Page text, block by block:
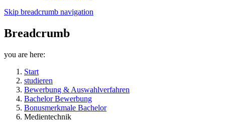
Skip breadcrumb navigation
Breadcrumb
you are here:
Start
studieren
Bewerbung & Auswahlverfahren
Bachelor Bewerbung
Bonusmerkmale Bachelor
Medientechnik